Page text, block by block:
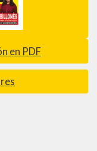
en PDF